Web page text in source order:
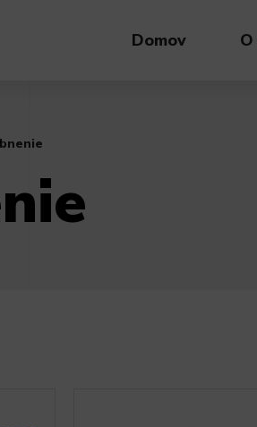
Domov